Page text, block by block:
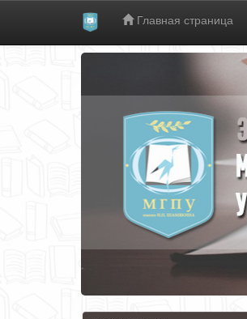
Главная страница